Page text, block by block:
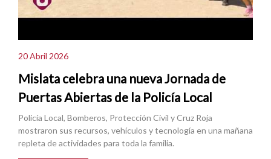
20 Abril 2026
Mislata celebra una nueva Jornada de
Puertas Abiertas de la Policía Local
Policía Local, Bomberos, Protección Civil y Cruz Roja
mostraron sus recursos, vehículos y tecnología en una mañana
repleta de actividades para toda la familia.